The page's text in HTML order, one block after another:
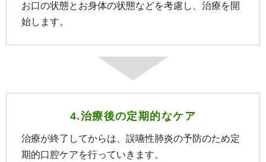
お口の状態とお身体の状態などを考慮し、治療を開
始します。
4.治療後の定期的なケア
治療が終了してからは、誤嚥性肺炎の予防のため定
期的口腔ケアを行っていきます。